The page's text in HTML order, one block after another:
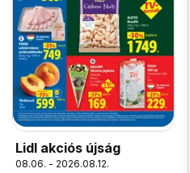
Lidl akciós újság
08.06. - 2026.08.12.